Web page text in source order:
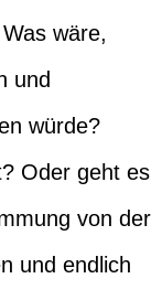
wäre,
und
würde?
Oder geht es
von der
und endlich